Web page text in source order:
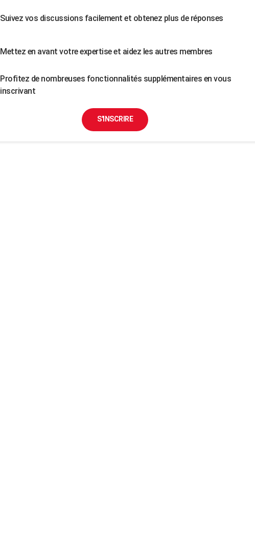
Suivez vos discussions facilement et obtenez plus de réponses
Mettez en avant votre expertise et aidez les autres membres
Profitez de nombreuses fonctionnalités supplémentaires en vous
inscrivant
S'INSCRIRE